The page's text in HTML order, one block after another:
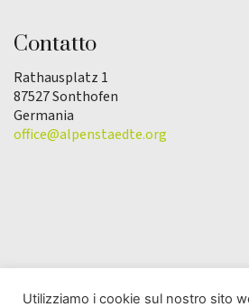
Contatto
Rathausplatz 1
87527 Sonthofen
Germania
office@alpenstaedte.org
Utilizziamo i cookie sul nostro sito